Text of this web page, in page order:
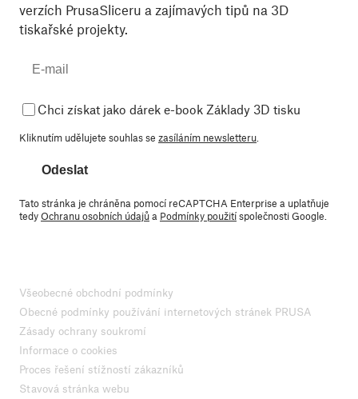
verzích PrusaSliceru a zajímavých tipů na 3D
tiskařské projekty.
Chci získat jako dárek e-book Základy 3D tisku
Kliknutím udělujete souhlas se zasíláním newsletteru
Odeslat
Tato stránka je chráněna pomocí reCAPTCHA Enterprise a uplatňuje
tedyOchranu osobních údajůa Podmínky použitíspolečnosti Google.
Všeobecné obchodní podmínky
Obecné podmínky používání internetových stránek PRUSA
Zásady ochrany soukromí
Informace o cookies
Proces řešení stížností zákazníků
Stavová stránka webu